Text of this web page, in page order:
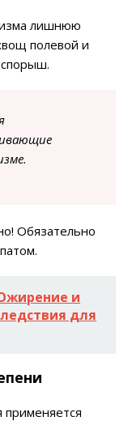
лишнюю
полевой и
Обязательно
и
для